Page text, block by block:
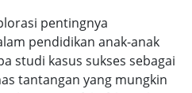
pentingnya
pendidikan anak-anak
studi kasus sukses sebagai
tantangan yang mungkin